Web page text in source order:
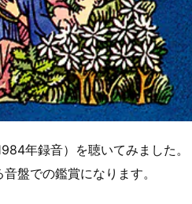
年録音）を聴いてみました。
盤での鑑賞になります。